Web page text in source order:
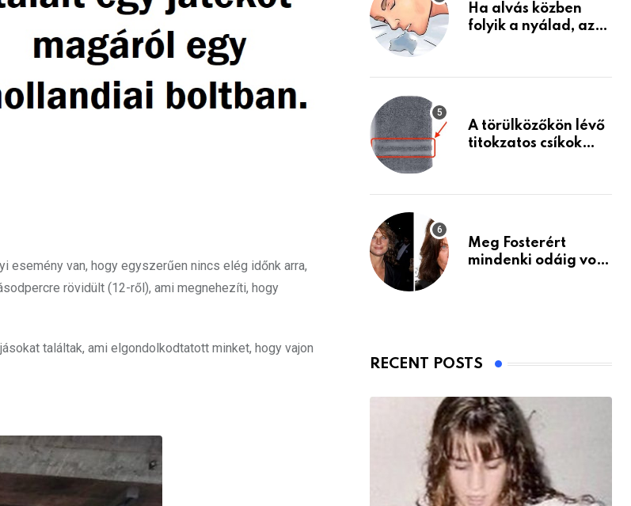
van, hogy egyszerűen nincs elég időnk arra,
rövidült (12-ről), ami megnehezíti, hogy
találtak, ami elgondolkodtatott minket, hogy vajon
életemet
Ha alvás közben
folyik a nyálad, az
A törülközőkön lévő
titokzatos csíkok
Meg Fosterért
mindenki odáig volt
RECENT POSTS